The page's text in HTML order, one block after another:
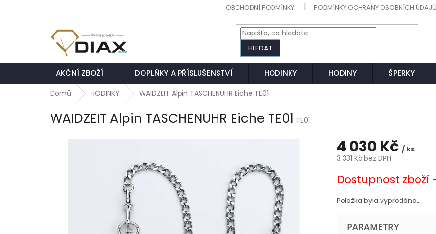
na
OBCHODNÍ PODMÍNKY PODMÍNKY OCHRANY OSOBNÍCH ÚDAJŮ
HLEDAT
AKČNÍ ZBOŽÍ DOPLŇKY A PŘÍSLUŠENSTVÍ HODINKY HODINY ŠPERKY
Domů HODINKY WAIDZEIT Alpin TASCHENUHR Eiche TE01
WAIDZEIT Alpin TASCHENUHR Eiche TE01 TE01
4 030 Kč / ks
3 331 Kč bez DPH
cena:
Dostupnost zboží
Položka byla vyprodána…
PARAMETRY